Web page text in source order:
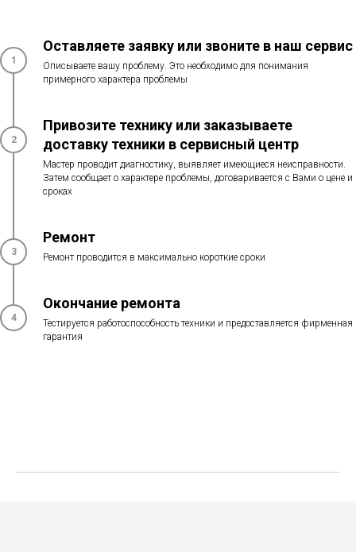
1
Оставляете заявку или звоните в наш сервис
Описываете вашу проблему. Это необходимо для понимания
примерного характера проблемы
2
Привозите технику или заказываете
доставку техники в сервисный центр
Мастер проводит диагностику, выявляет имеющиеся неисправности.
Затем сообщает о характере проблемы, договаривается с Вами о цене и
сроках
3
Ремонт
Ремонт проводится в максимально короткие сроки
4
Окончание ремонта
Тестируется работоспособность техники и предоставляется фирменная
гарантия